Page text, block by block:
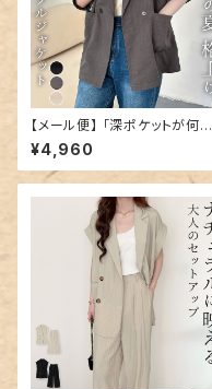
【メール便】 「深ポケットが何気
に便利」ジャケット 半袖 レディ
ース テーラード／tops2359
¥4,960